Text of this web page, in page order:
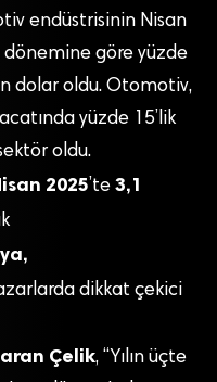
endüstrisinin Nisan
dönemine göre yüzde
dolar oldu. Otomotiv,
yüzde 15’lik
oldu.
2025’te3,1
dikkat çekici
Çelik, “Yılın üçte